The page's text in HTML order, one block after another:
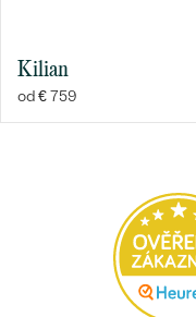
Kilian
od € 759